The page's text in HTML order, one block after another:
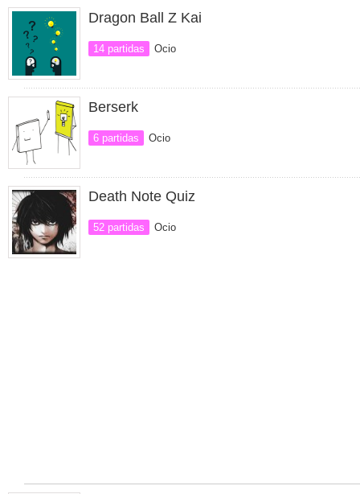
Dragon Ball Z Kai
14 partidas Ocio
Berserk
6 partidas Ocio
Death Note Quiz
52 partidas Ocio